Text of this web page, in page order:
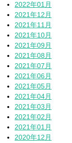
2022年01月
2021年12月
2021年11月
2021年10月
2021年09月
2021年08月
2021年07月
2021年06月
2021年05月
2021年04月
2021年03月
2021年02月
2021年01月
2020年12月